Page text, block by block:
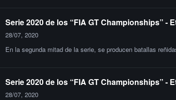
Serie 2020 de los “FIA GT Championships” -
28/07, 2020
En la segunda mitad de la serie, se producen batallas
Serie 2020 de los “FIA GT Championships” -
28/07, 2020